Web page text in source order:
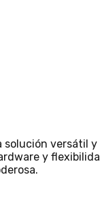
solución
y